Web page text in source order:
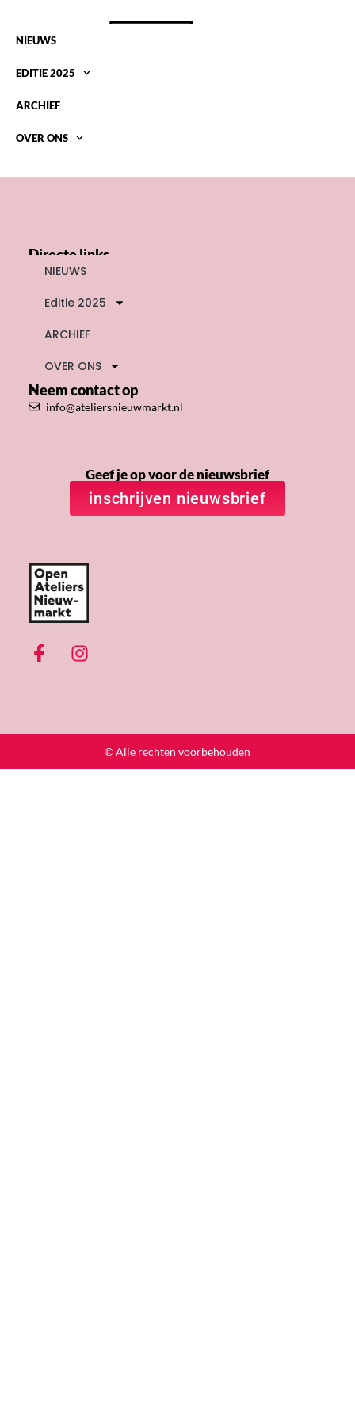
NIEUWS
EDITIE 2025
ARCHIEF
OVER ONS
Directe links
NIEUWS
Editie 2025
ARCHIEF
OVER ONS
Neem contact op
info@ateliersnieuwmarkt.nl
Geef je op voor de nieuwsbrief
inschrijven nieuwsbrief
© Alle rechten voorbehouden